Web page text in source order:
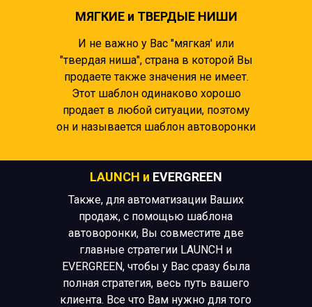
МЯГКИЕ и ТВЕРДЫЕ НИШИ
И не важно у Вас "мягкая' или
"твердая ниша", страна в которой Вы
продаете также значения не имеет.
Этот шаблон одинаково хорошо
продает в любой ситуации, поэтому
он и называется шаблон автоворонки
LAUNCH и EVERGREEN
Также, для автоматизации Ваших
продаж, с помощью шаблона
автоворонки, Вы cовместите две
главные стратегии LAUNCH и
EVERGREEN, чтобы у Вас сразу была
полная стратегия, весь путь вашего
клиента. Все что Вам нужно для того